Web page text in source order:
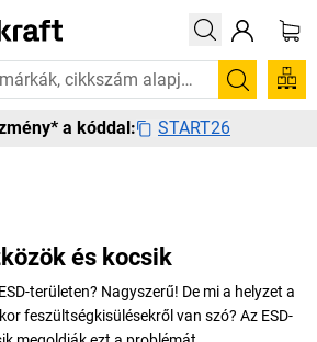
termékeinket 3–4 munkanapon belül
Keresés
a kóddal: START26
és kocsik
területen? Nagyszerű! De mi a helyzet a
feszültségkisülésekről van szó? Az ESD-